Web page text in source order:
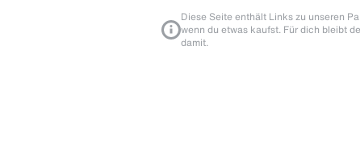
Diese Seite enthält Links zu unseren
wenn du etwas kaufst. Für dich bleibt
damit.